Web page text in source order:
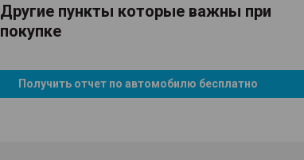
Другие пункты которые важны при
покупке
Получить отчет по автомобилю бесплатно